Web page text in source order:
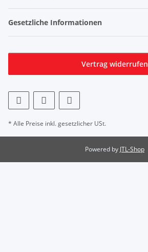
Gesetzliche Informationen
Vertrag widerrufen
* Alle Preise inkl. gesetzlicher USt.
Powered by JTL-Shop